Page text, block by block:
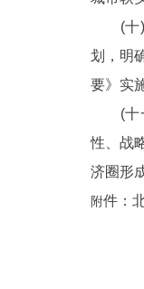
(十)制
划，明
要》实
(十一)
性、战
济圈形
附件：